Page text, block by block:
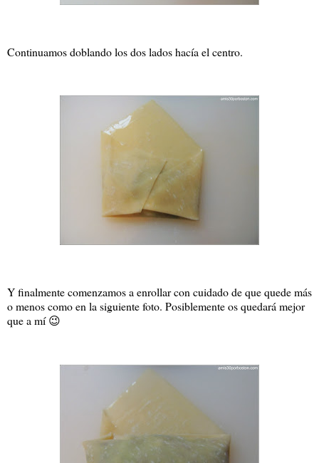
Continuamos doblando los dos lados hacía el centro.
Y finalmente comenzamos a enrollar con cuidado de que quede más
o menos como en la siguiente foto. Posiblemente os quedará mejor
que a mí 😉